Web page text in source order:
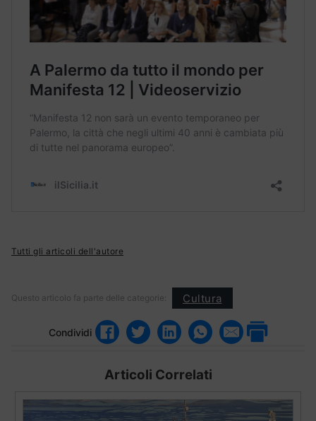
Tutti gli articoli dell'autore
Questo articolo fa parte delle categorie: Cultura
Condividi
Articoli Correlati